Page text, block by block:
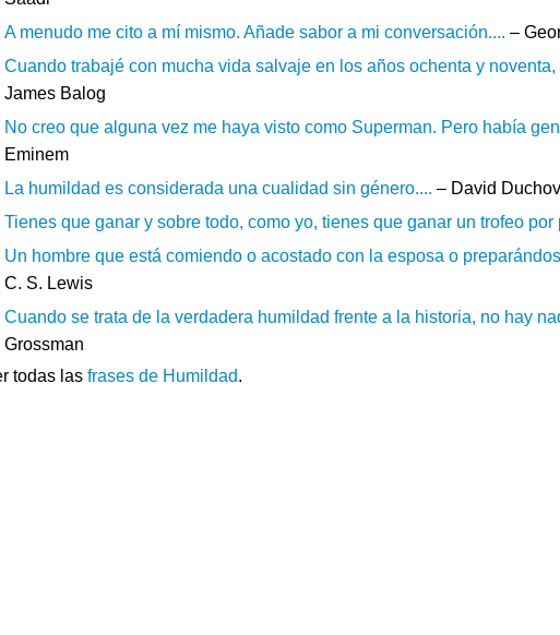
A menudo me cito a mí mismo. Añade sabor a mi conversación.... –
Cuando trabajé con mucha vida salvaje en los años ochenta y
James Balog
No creo que alguna vez me haya visto como Superman. Pero había
Eminem
La humildad es considerada una cualidad sin género.... – David
Tienes que ganar y sobre todo, como yo, tienes que ganar un trofeo por
Un hombre que está comiendo o acostado con la esposa o
C. S. Lewis
Cuando se trata de la verdadera humildad frente a la historia, no hay
Grossman
todas las frases de Humildad.